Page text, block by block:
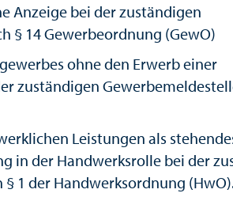
Anzeige bei der zuständigen
§ 14 Gewerbeordnung (GewO)
ohne den Erwerb einer
zuständigen
Leistungen als
in der Handwerksrolle bei der
1 der Handwerksordnung